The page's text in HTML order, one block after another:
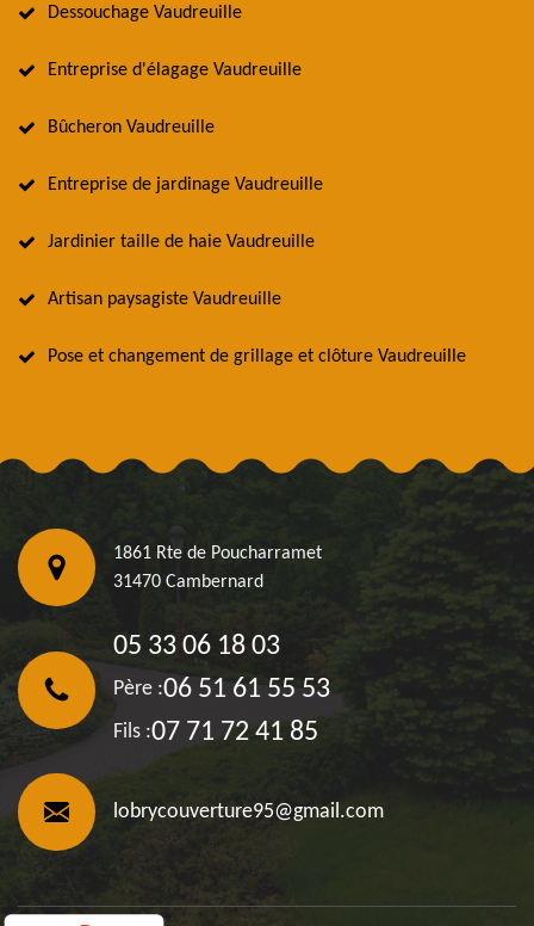
Dessouchage Vaudreuille
Entreprise d'élagage Vaudreuille
Bûcheron Vaudreuille
Entreprise de jardinage Vaudreuille
Jardinier taille de haie Vaudreuille
Artisan paysagiste Vaudreuille
Pose et changement de grillage et clôture Vaudreuille
1861 Rte de Poucharramet
31470 Cambernard
05 33 06 18 03
Père :06 51 61 55 53
Fils :07 71 72 41 85
lobrycouverture95@gmail.com